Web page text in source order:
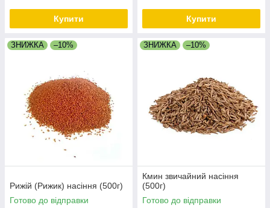
Купити Купити
ЗНИЖКА –10%
Рижій (Рижик) насіння (500г)
Готово до відправки
ЗНИЖКА –10%
Кмин звичайний насіння
(500г)
Готово до відправки